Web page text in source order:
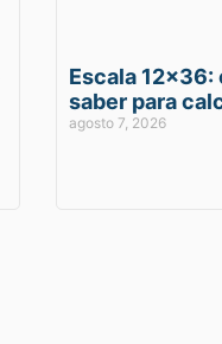
Escala 12×36:
saber para
agosto 7, 2026